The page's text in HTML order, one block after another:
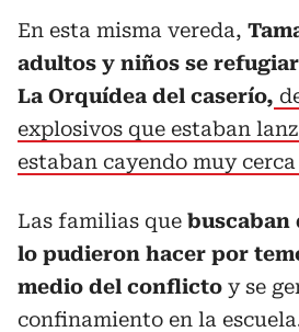
En esta misma vereda,
adultos y niños se
La Orquídea del caserío,
explosivos que estaban
estaban cayendo muy
Las familias que buscaban
lo pudieron hacer por
medio del conflicto y se
confinamiento en la